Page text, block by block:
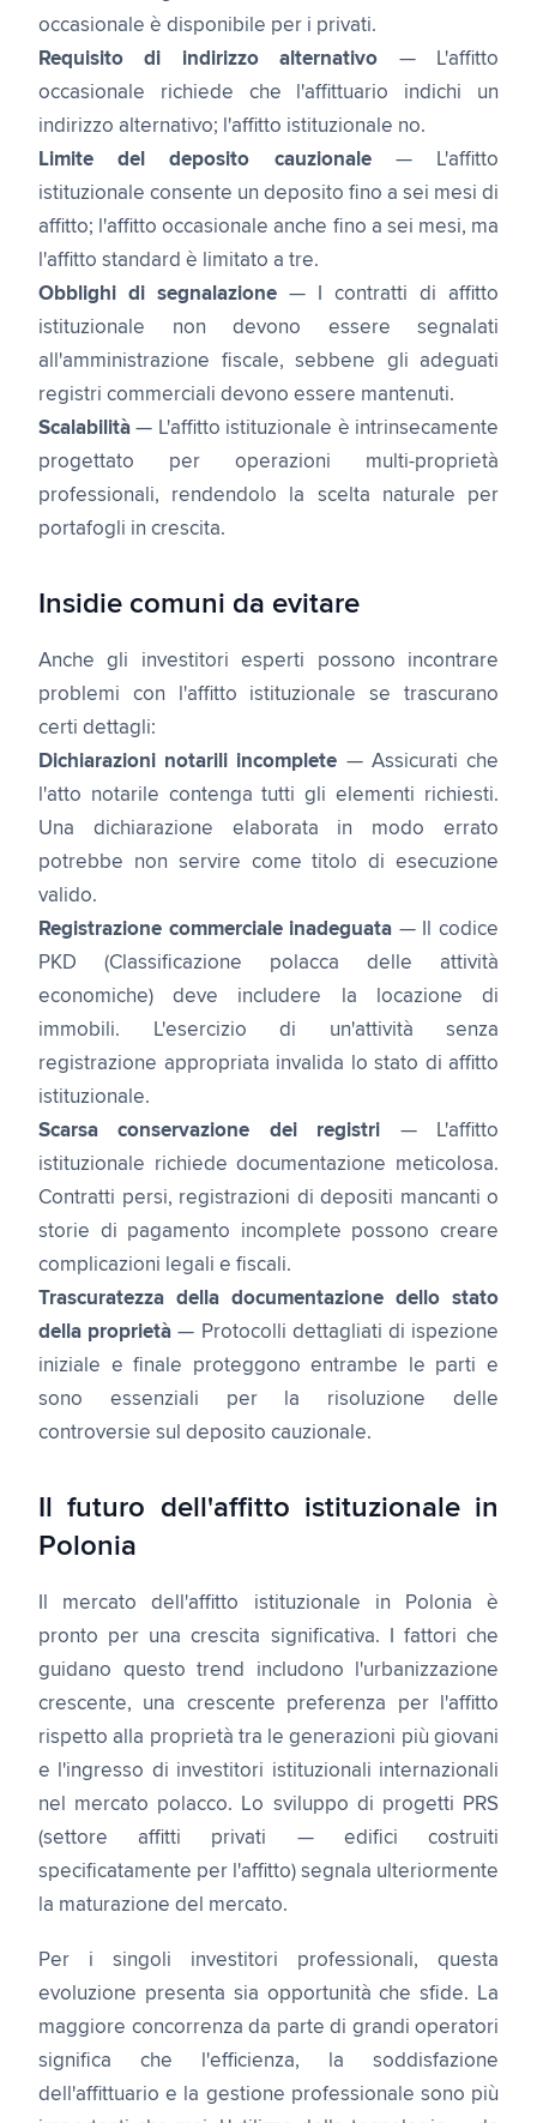
occasionale è disponibile per i privati.
Requisito di indirizzo alternativo — L'affitto
occasionale richiede che l'affittuario indichi un
indirizzo alternativo; l'affitto istituzionale no.
Limite del deposito cauzionale— L'affitto
istituzionale consente un deposito fino a sei mesi di
affitto; l'affitto occasionale anche fino a sei mesi, ma
l'affitto standard è limitato a tre.
Obblighi di segnalazione — I contratti di affitto
istituzionale non devono essere segnalati
all'amministrazione fiscale, sebbene gli adeguati
registri commerciali devono essere mantenuti.
Scalabilità — L'affitto istituzionale è intrinsecamente
progettato per operazioni multi-proprietà
professionali, rendendolo la scelta naturale per
portafogli in crescita.
Insidie comuni da evitare
Anche gli investitori esperti possono incontrare
problemi con l'affitto istituzionale se trascurano
certi dettagli:
Dichiarazioni notarili incomplete — Assicurati che
l'atto notarile contenga tutti gli elementi richiesti.
Una dichiarazione elaborata in modo errato
potrebbe non servire come titolo di esecuzione
valido.
Registrazione commerciale inadeguata — Il codice
PKD (Classificazione polacca delle attività
economiche) deve includere la locazione di
immobili. L'esercizio di un'attività senza
registrazione appropriata invalida lo stato di affitto
istituzionale.
Scarsa conservazione dei registri — L'affitto
istituzionale richiede documentazione meticolosa.
Contratti persi, registrazioni di depositi mancanti o
storie di pagamento incomplete possono creare
complicazioni legali e fiscali.
Trascuratezza della documentazione dello stato
della proprietà — Protocolli dettagliati di ispezione
iniziale e finale proteggono entrambe le parti e
sono essenziali per la risoluzione delle
controversie sul deposito cauzionale.
Il futuro dell'affitto istituzionale in
Polonia
Il mercato dell'affitto istituzionale in Polonia è
pronto per una crescita significativa. I fattori che
guidano questo trend includono l'urbanizzazione
crescente, una crescente preferenza per l'affitto
rispetto alla proprietà tra le generazioni più giovani
e l'ingresso di investitori istituzionali internazionali
nel mercato polacco. Lo sviluppo di progetti PRS
(settore affitti privati — edifici costruiti
specificatamente per l'affitto) segnala ulteriormente
la maturazione del mercato.
Per i singoli investitori professionali, questa
evoluzione presenta sia opportunità che sfide. La
maggiore concorrenza da parte di grandi operatori
significa che l'efficienza, la soddisfazione
dell'affittuario e la gestione professionale sono più